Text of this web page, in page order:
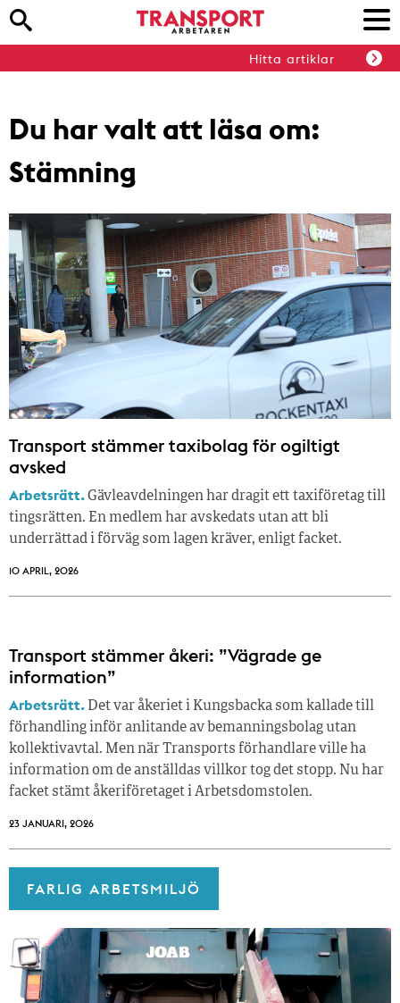
Hitta artiklar
Du har valt att läsa om:
Stämning
Transport stämmer taxibolag för ogiltigt
avsked
Arbetsrätt.Gävleavdelningen har dragit ett taxiföretag till
tingsrätten. En medlem har avskedats utan att bli
underrättad i förväg som lagen kräver, enligt facket.
10 APRIL, 2026
Transport stämmer åkeri: ”Vägrade ge
information”
Arbetsrätt. Det var åkeriet i Kungsbacka som kallade till
förhandling inför anlitande av bemanningsbolag utan
kollektivavtal. Men när Transports förhandlare ville ha
information om de anställdas villkor tog det stopp. Nu har
facket stämt åkeriföretaget i Arbetsdomstolen.
23 JANUARI, 2026
FARLIG ARBETSMILJÖ